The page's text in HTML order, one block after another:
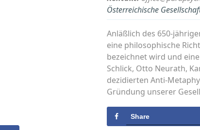
Österreichische
Anläßlich des 650-
eine philosophische
bezeichnet wird und
Schlick, Otto Neurath,
dezidierten Anti-
Gründung unserer
Share